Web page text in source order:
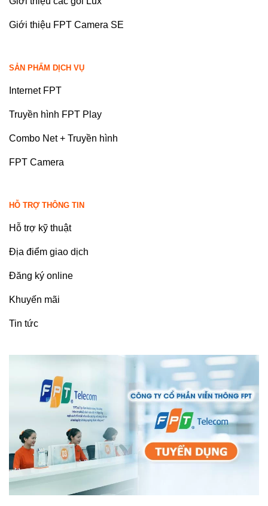
Giới thiệu FPT Camera SE
SẢN PHẨM DỊCH VỤ
Internet FPT
Truyền hình FPT Play
Combo Net + Truyền hình
FPT Camera
HỖ TRỢ THÔNG TIN
Hỗ trợ kỹ thuật
Địa điểm giao dịch
Đăng ký online
Khuyến mãi
Tin tức